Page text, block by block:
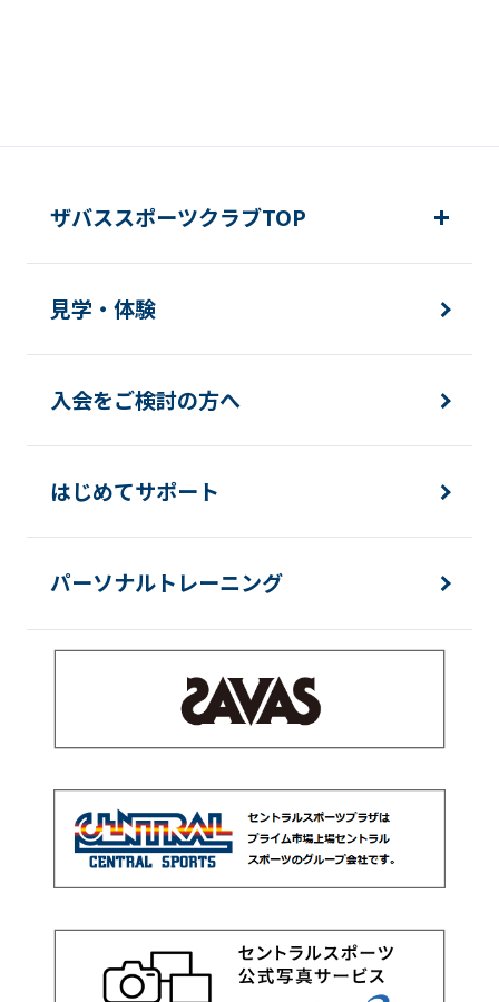
ザバススポーツクラブTOP
見学・体験
入会をご検討の方へ
はじめてサポート
パーソナルトレーニング